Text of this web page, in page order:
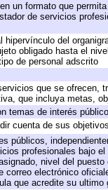
un formato que
de servicios
del
obligado hasta el
de personal adscrito
que se
que incluya metas,
temas de interés
cuenta de sus
públicos,
profesionales bajo
nivel del
correo electrónico
que acredite su ultimo